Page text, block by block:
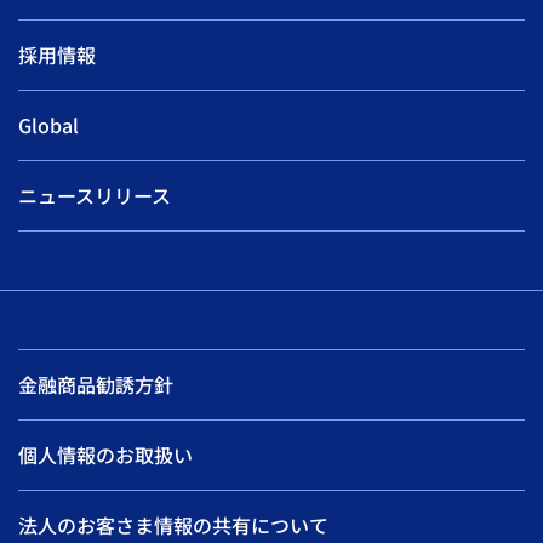
採用情報
Global
ニュースリリース
金融商品勧誘方針
個人情報のお取扱い
法人のお客さま情報の共有について